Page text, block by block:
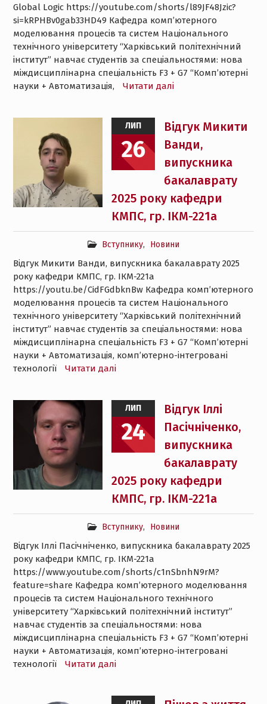
Global Logic https://youtube.com/shorts/l89JF48Jzic?
si=kRPHBv0gab33HD49 Кафедра комп’ютерного
моделювання процесів та систем Національного
технічного університету “Харківський політехнічний
інститут” навчає студентів за спеціальностями: нова
міждисциплінарна спеціальність F3 + G7 “Комп’ютерні
науки + Автоматизація,
Читати далі
ЛИП
26
Відгук Микити
Ванди,
випускника
бакалаврату
2025 року кафедри
КМПС, гр. ІКМ-221а
Вступнику, Новини
Відгук Микити Ванди, випускника бакалаврату 2025
року кафедри КМПС, гр. ІКМ-221а
https://youtu.be/CidFGdbknBw Кафедра комп’ютерного
моделювання процесів та систем Національного
технічного університету “Харківський політехнічний
інститут” навчає студентів за спеціальностями: нова
міждисциплінарна спеціальність F3 + G7 “Комп’ютерні
науки + Автоматизація, комп’ютерно-інтегровані
технології
Читати далі
ЛИП
24
Відгук Іллі
Пасічніченко,
випускника
бакалаврату
2025 року кафедри
КМПС, гр. ІКМ-221а
Вступнику, Новини
Відгук Іллі Пасічніченко, випускника бакалаврату 2025
року кафедри КМПС, гр. ІКМ-221а
https://www.youtube.com/shorts/c1nSbnhN9rM?
feature=share Кафедра комп’ютерного моделювання
процесів та систем Національного технічного
університету “Харківський політехнічний інститут”
навчає студентів за спеціальностями: нова
міждисциплінарна спеціальність F3 + G7 “Комп’ютерні
науки + Автоматизація, комп’ютерно-інтегровані
технології
Читати далі